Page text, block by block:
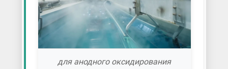
для анодного оксидирования